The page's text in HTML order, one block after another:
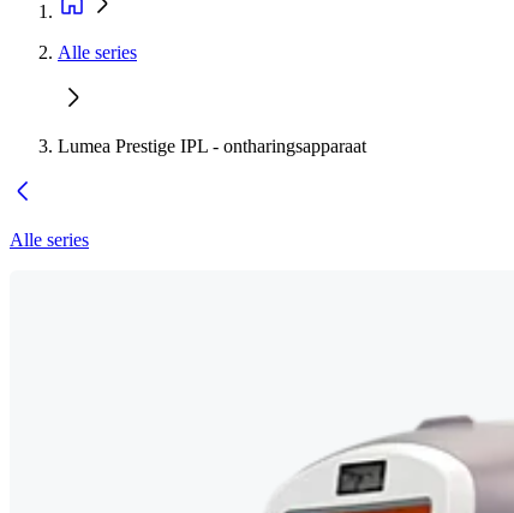
Alle series
Lumea Prestige IPL - ontharingsapparaat
Alle series